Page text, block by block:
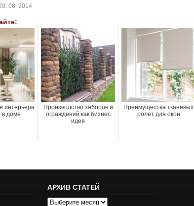
08. 2014
интерьера
в доме
Производство заборов и
ограждений как бизнес
идея
Преимущества тканевых
ролет для окон
АРХИВ СТАТЕЙ
Архив